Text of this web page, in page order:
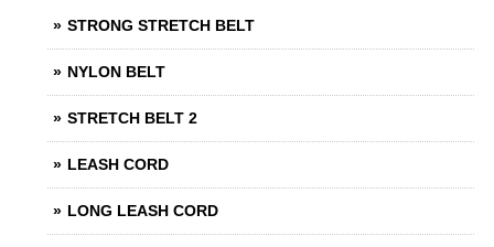
STRONG STRETCH BELT
NYLON BELT
STRETCH BELT 2
LEASH CORD
LONG LEASH CORD